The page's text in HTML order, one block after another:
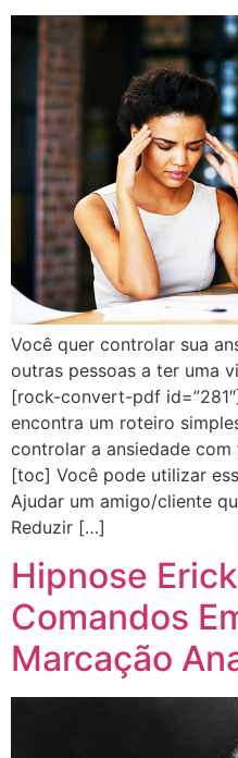
Você quer controlar sua
outras pessoas a ter uma
[rock-convert-pdf
encontra um roteiro
controlar a ansiedade
[toc] Você pode utilizar
Ajudar um amigo/cliente
Reduzir […]
Hipnose
Comandos
Marcação